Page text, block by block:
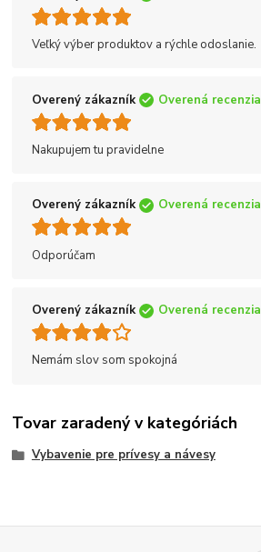
Veľký výber produktov a rýchle odoslanie.
Overený zákazník Overená recenzia
Nakupujem tu pravidelne
Overený zákazník Overená recenzia
Odporúčam
Overený zákazník Overená recenzia
Nemám slov som spokojná
Tovar zaradený v kategóriách
Vybavenie pre prívesy a návesy